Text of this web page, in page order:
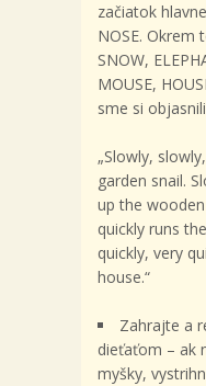
začiatok
NOSE. Okrem
SNOW,
MOUSE,
sme si
„Slowly,
garden snail.
up the
quickly runs
quickly, very
house.“
Zahrajte a
dieťaťom – ak
myšky,